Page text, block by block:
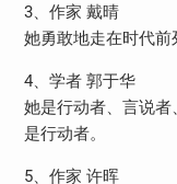
3、作家 戴晴
她勇敢地走在时代前
4、学者 郭于华
她是行动者、言说
是行动者。
5、作家 许晖